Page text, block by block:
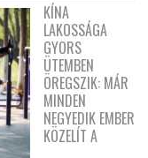
KÍNA
LAKOSSÁGA
GYORS
ÜTEMBEN
ÖREGSZIK: MÁR
MINDEN
NEGYEDIK EMBER
KÖZELÍT A